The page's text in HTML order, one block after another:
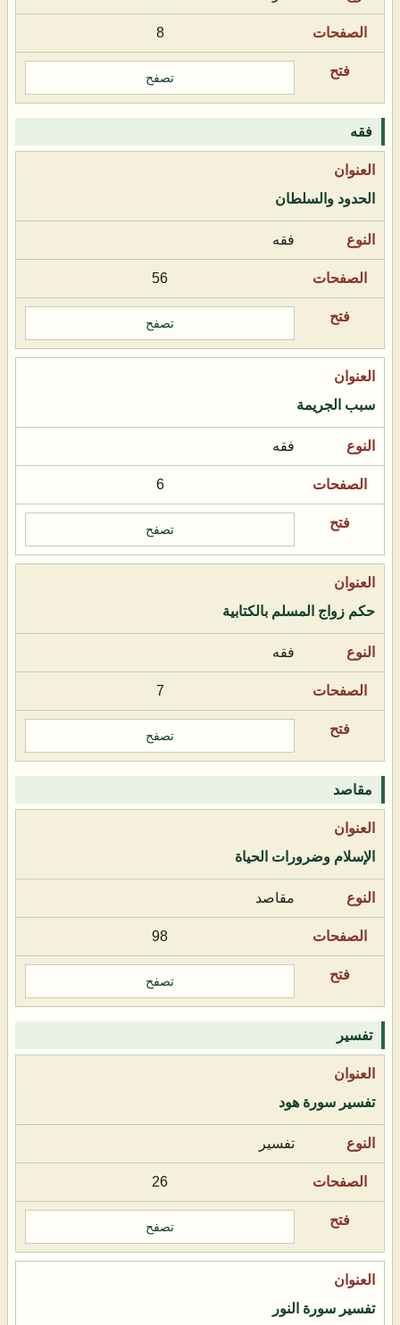
8
تصفح
فقه
الحدود والسلطان
فقه
56
تصفح
سبب الجريمة
فقه
6
تصفح
حكم زواج المسلم بالكتابية
فقه
7
تصفح
مقاصد
الإسلام وضرورات الحياة
مقاصد
98
تصفح
تفسير
تفسير سورة هود
تفسير
26
تصفح
تفسير سورة النور